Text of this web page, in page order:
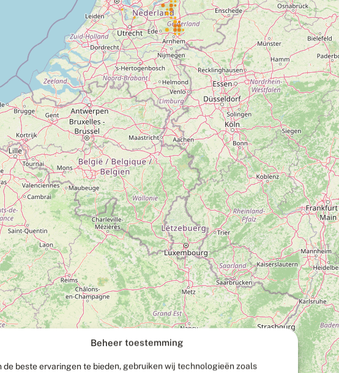
Beheer toestemming
de beste ervaringen te bieden, gebruiken wij technologieën zoals